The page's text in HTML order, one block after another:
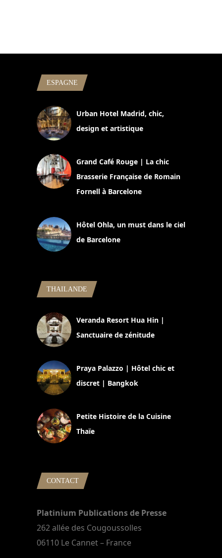
ESPAGNE
Urban Hotel Madrid, chic,
design et artistique
Grand Café Rouge | La chic
Brasserie Française de Romain
Fornell à Barcelone
Hôtel Ohla, un must dans le ciel
de Barcelone
THAILANDE
Veranda Resort Hua Hin |
Sanctuaire de zénitude
Praya Palazzo | Hôtel chic et
discret | Bangkok
Petite Histoire de la Cuisine
Thaïe
CONTACT
Platinium Publications de Presse
262 allée des Cougoussolles
06110 Le Cannet – France